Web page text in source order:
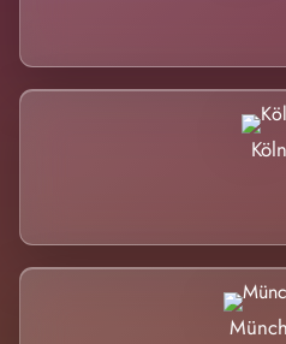
Köln